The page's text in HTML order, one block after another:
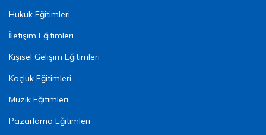
Hukuk Eğitimleri
İletişim Eğitimleri
Kişisel Gelişim Eğitimleri
Koçluk Eğitimleri
Müzik Eğitimleri
Pazarlama Eğitimleri